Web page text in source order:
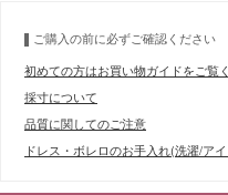
ご購入の前に必ずご確認ください
初めての方はお買い物ガイドをご覧
採寸について
品質に関してのご注意
ドレス・ボレロのお手入れ(洗濯/ア